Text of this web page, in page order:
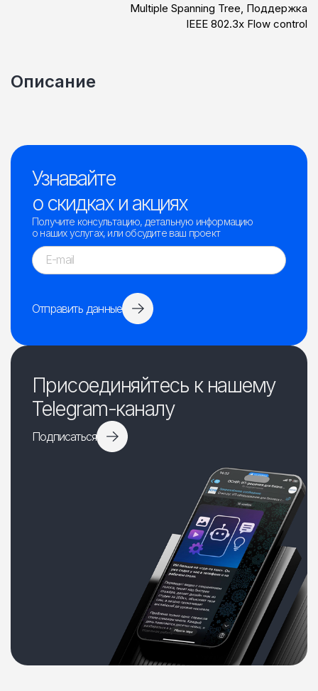
Multiple Spanning Tree, Поддержка
IEEE 802.3x Flow control
Описание
Узнавайте
о скидках и акциях
Получите консультацию, детальную информацию
о наших услугах, или обсудите ваш проект
Отправить данные
Присоединяйтесь к нашему
Telegram-каналу
Подписаться